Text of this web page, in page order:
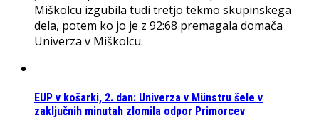
Miškolcu izgubila tudi tretjo tekmo skupinskega
dela, potem ko jo je z 92:68 premagala domača
Univerza v Miškolcu.
EUP v košarki, 2. dan: Univerza v Münstru šele v
zaključnih minutah zlomila odpor Primorcev